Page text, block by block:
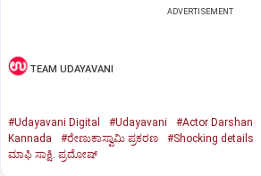
ADVERTISEMENT
TEAM UDAYAVANI
#Udayavani Digital #Udayavani #Actor Darshan
Kannada
#ರೇಣುಕಾಸ್ವಾಮಿ ಪ್ರಕರಣ #Shocking details
ಮಾಫಿ ಸಾಕ್ಷಿ. ಪ್ರದೋಷ್‌